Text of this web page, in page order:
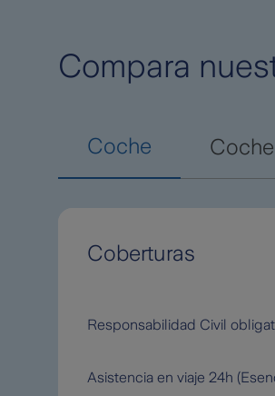
Compara
Coche
Coberturas
Responsabilidad Civil
Asistencia en viaje 24h